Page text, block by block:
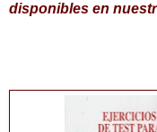
disponibles en